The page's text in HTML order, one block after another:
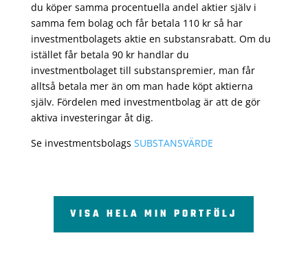
du köper samma procentuella andel aktier själv i
samma fem bolag och får betala 110 kr så har
investmentbolagets aktie en substansrabatt. Om du
istället får betala 90 kr handlar du
investmentbolaget till substanspremier, man får
alltså betala mer än om man hade köpt aktierna
själv. Fördelen med investmentbolag är att de gör
aktiva investeringar åt dig.
Se investmentsbolags SUBSTANSVÄRDE
VISA HELA MIN PORTFÖLJ